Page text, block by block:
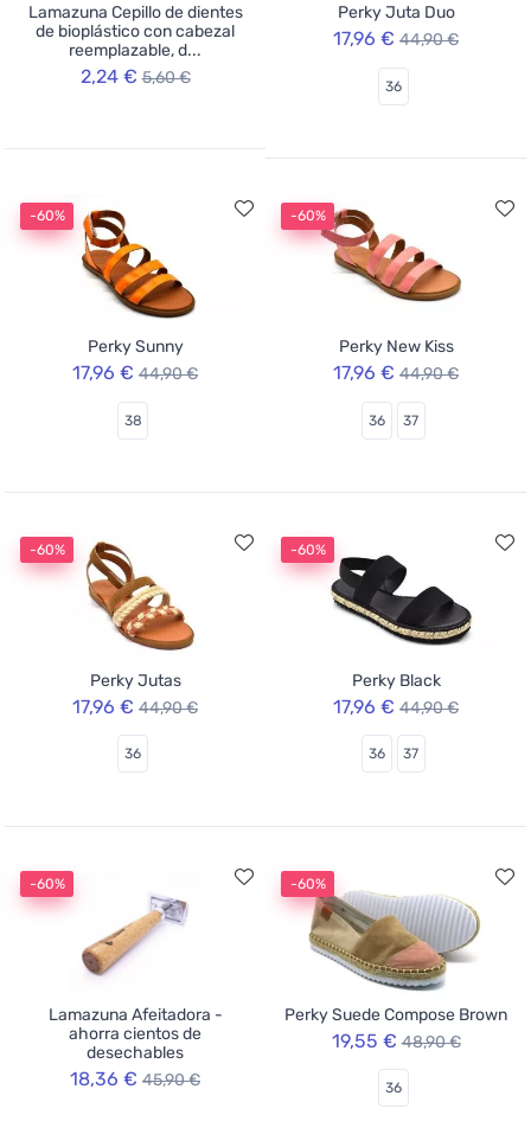
Lamazuna Cepillo de dientes
de bioplástico con cabezal
reemplazable, d...
2,24 € 5,60 €
Perky Juta Duo
17,96 € 44,90 €
36
-60%
Perky Sunny
17,96 € 44,90 €
38
-60%
Perky New Kiss
17,96 € 44,90 €
36 37
-60%
Perky Jutas
17,96 € 44,90 €
36
-60%
Perky Black
17,96 € 44,90 €
36 37
-60%
Lamazuna Afeitadora -
ahorra cientos de
desechables
18,36 € 45,90 €
-60%
Perky Suede Compose Brown
19,55 € 48,90 €
36